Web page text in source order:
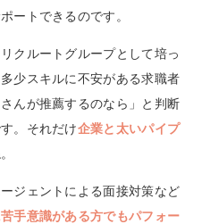
ートできるのです。
クルートグループとして培っ
少スキルに不安がある求職者
んが推薦するのなら」と判断
。それだけ企業と太いパイプ
ジェントによる面接対策など
手意識がある方でもパフォー